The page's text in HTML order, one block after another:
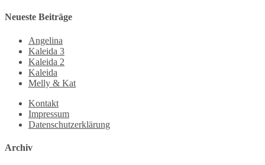
Neueste Beiträge
Angelina
Kaleida 3
Kaleida 2
Kaleida
Melly & Kat
Kontakt
Impressum
Datenschutzerklärung
Archiv